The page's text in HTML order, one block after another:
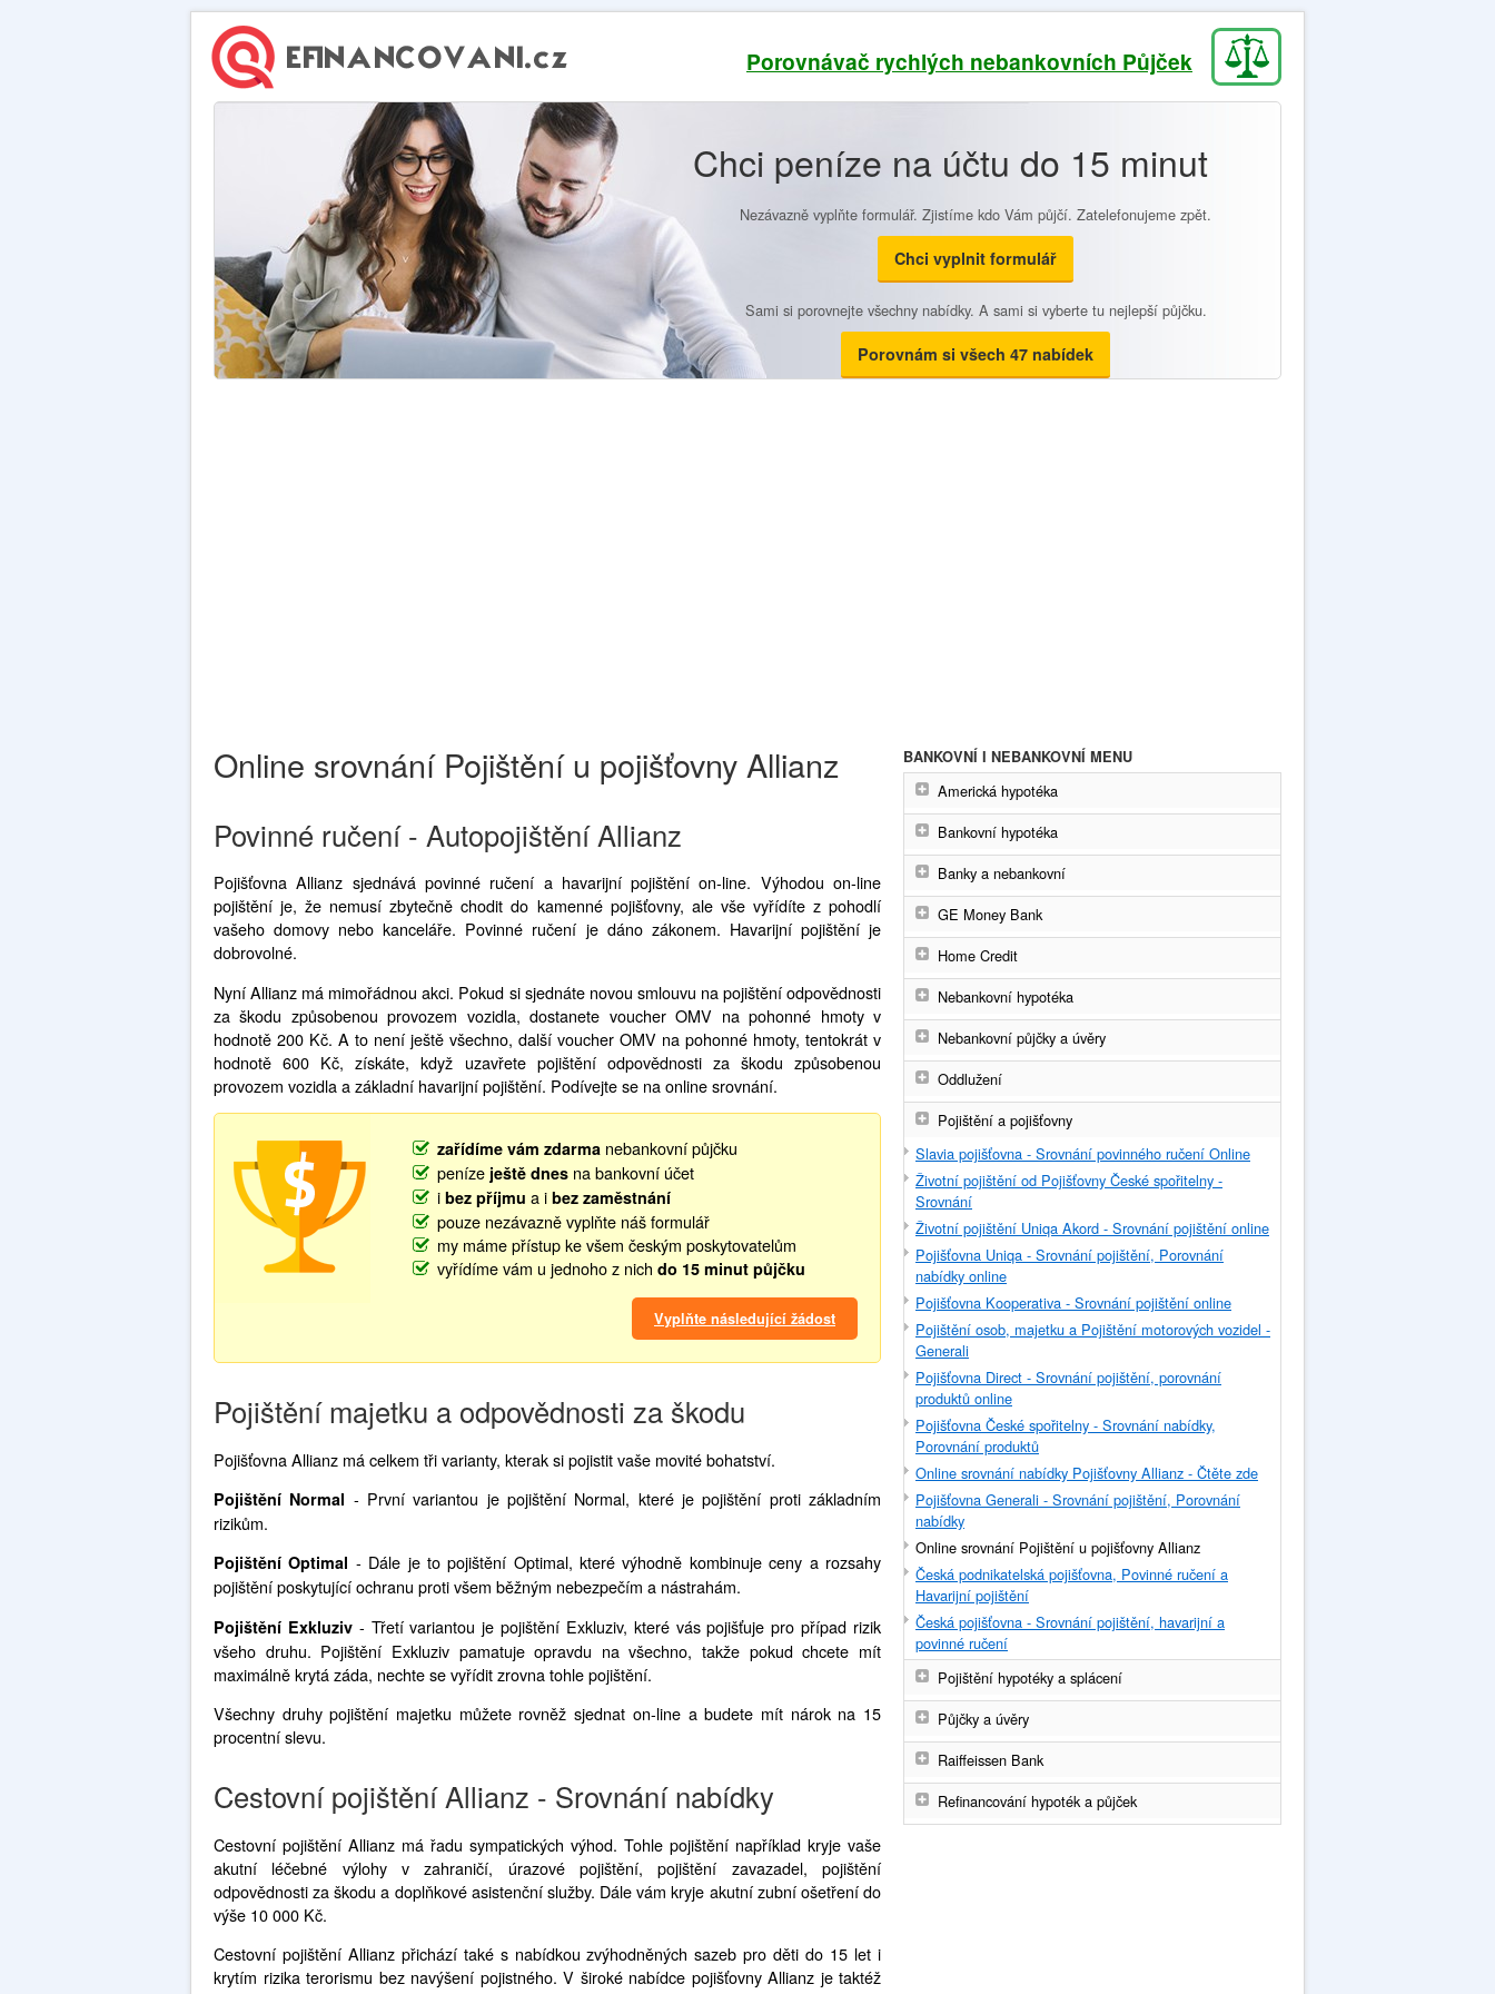
Nebankovní Hypotéka - Bez registru a bez
zástavy
Porovnávač rychlých nebankovních Půjček
Chci peníze na účtu do 15 minut
Nezávazně vyplňte formulář. Zjistíme kdo Vám půjčí. Zatelefonujeme zpět.
Chci vyplnit formulář
Sami si porovnejte všechny nabídky. A sami si vyberte tu nejlepší půjčku.
Porovnám si všech 47 nabídek
Online srovnání Pojištění u pojišťovny Allianz
Povinné ručení - Autopojištění Allianz
Pojišťovna Allianz sjednává povinné ručení a havarijní pojištění on-line. Výhodou on-line
pojištění je, že nemusí zbytečně chodit do kamenné pojišťovny, ale vše vyřídíte z pohodlí
vašeho domovy nebo kanceláře. Povinné ručení je dáno zákonem. Havarijní pojištění je
dobrovolné.
Nyní Allianz má mimořádnou akci. Pokud si sjednáte novou smlouvu na pojištění odpovědnosti
za škodu způsobenou provozem vozidla, dostanete voucher OMV na pohonné hmoty v
hodnotě 200 Kč. A to není ještě všechno, další voucher OMV na pohonné hmoty, tentokrát v
hodnotě 600 Kč, získáte, když uzavřete pojištění odpovědnosti za škodu způsobenou
provozem vozidla a základní havarijní pojištění. Podívejte se na online srovnání.
zařídíme vám zdarma nebankovní půjčku
peníze ještě dnes na bankovní účet
i bez příjmu a i bez zaměstnání
pouze nezávazně vyplňte náš formulář
my máme přístup ke všem českým poskytovatelům
vyřídíme vám u jednoho z nich do 15 minut půjčku
Vyplňte následující žádost
Pojištění majetku a odpovědnosti za škodu
Pojišťovna Allianz má celkem tři varianty, kterak si pojistit vaše movité bohatství.
Pojištění Normal - První variantou je pojištění Normal, které je pojištění proti základním
rizikům.
Pojištění Optimal - Dále je to pojištění Optimal, které výhodně kombinuje ceny a rozsahy
pojištění poskytující ochranu proti všem běžným nebezpečím a nástrahám.
Pojištění Exkluziv- Třetí variantou je pojištění Exkluziv, které vás pojišťuje pro případ rizik
všeho druhu. Pojištění Exkluziv pamatuje opravdu na všechno, takže pokud chcete mít
maximálně krytá záda, nechte se vyřídit zrovna tohle pojištění.
Všechny druhy pojištění majetku můžete rovněž sjednat on-line a budete mít nárok na 15
procentní slevu.
Cestovní pojištění Allianz - Srovnání nabídky
Cestovní pojištění Allianz má řadu sympatických výhod. Tohle pojištění například kryje vaše
akutní léčebné výlohy v zahraničí, úrazové pojištění, pojištění zavazadel, pojištění
odpovědnosti za škodu a doplňkové asistenční služby. Dále vám kryje akutní zubní ošetření do
výše 10 000 Kč.
Cestovní pojištění Allianz přichází také s nabídkou zvýhodněných sazeb pro děti do 15 let i
krytím rizika terorismu bez navýšení pojistného. V široké nabídce pojišťovny Allianz je taktéž
BANKOVNÍ I NEBANKOVNÍ MENU
Americká hypotéka
Bankovní hypotéka
Banky a nebankovní
GE Money Bank
Home Credit
Nebankovní hypotéka
Nebankovní půjčky a úvěry
Oddlužení
Pojištění a pojišťovny
Slavia pojišťovna - Srovnání povinného ručení Online
Životní pojištění od Pojišťovny České spořitelny -
Srovnání
Životní pojištění Uniqa Akord - Srovnání pojištění online
Pojišťovna Uniqa - Srovnání pojištění, Porovnání
nabídky online
Pojišťovna Kooperativa - Srovnání pojištění online
Pojištění osob, majetku a Pojištění motorových vozidel -
Generali
Pojišťovna Direct - Srovnání pojištění, porovnání
produktů online
Pojišťovna České spořitelny - Srovnání nabídky,
Porovnání produktů
Online srovnání nabídky Pojišťovny Allianz - Čtěte zde
Pojišťovna Generali - Srovnání pojištění, Porovnání
nabídky
Online srovnání Pojištění u pojišťovny Allianz
Česká podnikatelská pojišťovna, Povinné ručení a
Havarijní pojištění
Česká pojišťovna - Srovnání pojištění, havarijní a
povinné ručení
Pojištění hypotéky a splácení
Půjčky a úvěry
Raiffeissen Bank
Refinancování hypoték a půjček